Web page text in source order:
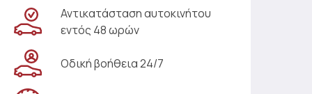
Αντικατάσταση αυτοκινήτου
εντός 48 ωρών
Οδική βοήθεια 24/7